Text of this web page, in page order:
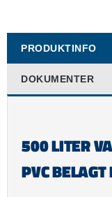
PRODUKTINFO
DOKUMENTER
500 LITER
PVC